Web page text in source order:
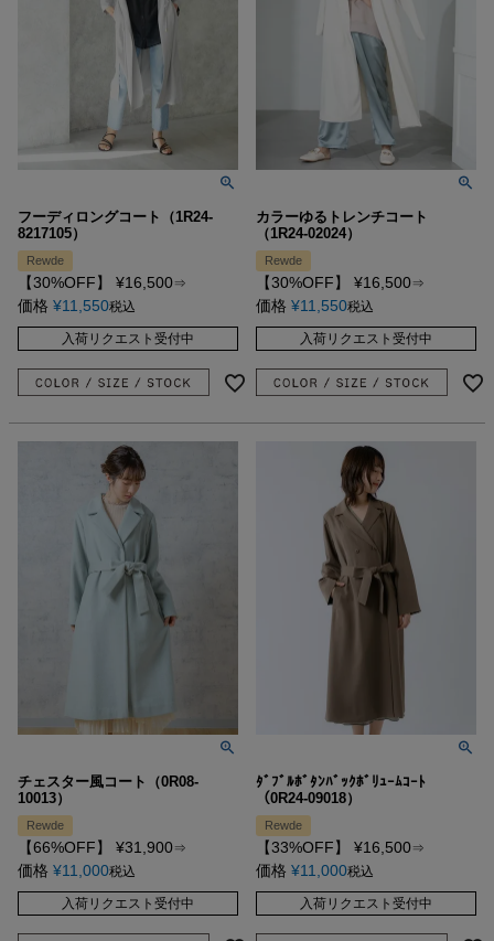
フーディロングコート（1R24-
8217105）
Rewde
【30%OFF】 ¥16,500⇒
価格 ¥11,550税込
入荷リクエスト受付中
カラーゆるトレンチコート
（1R24-02024）
Rewde
【30%OFF】 ¥16,500⇒
価格 ¥11,550税込
入荷リクエスト受付中
チェスター風コート（0R08-
10013）
Rewde
【66%OFF】 ¥31,900⇒
価格 ¥11,000税込
入荷リクエスト受付中
ﾀﾞﾌﾞﾙﾎﾞﾀﾝﾊﾞｯｸﾎﾞﾘｭｰﾑｺｰﾄ
（0R24-09018）
Rewde
【33%OFF】 ¥16,500⇒
価格 ¥11,000税込
入荷リクエスト受付中